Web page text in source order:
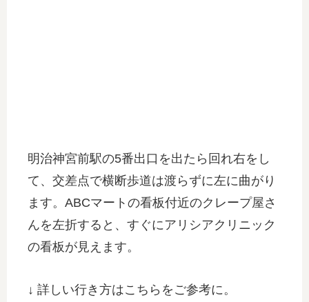
明治神宮前駅の5番出口を出たら回れ右をし
て、交差点で横断歩道は渡らずに左に曲がり
ます。ABCマートの看板付近のクレープ屋さ
んを左折すると、すぐにアリシアクリニック
の看板が見えます。
↓ 詳しい行き方はこちらをご参考に。